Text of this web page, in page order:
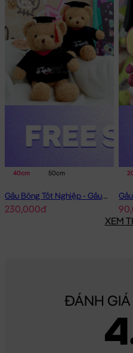
40cm 50cm
Gấu Bông Tốt Nghiệp - Gấu Teddy tốt nghiệp lông xù màu Vàng
230,000đ
XEM
ĐÁNH GIÁ